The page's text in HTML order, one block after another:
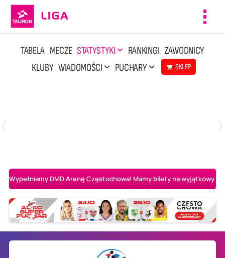
TABELA MECZE STATYSTYKI RANKINGI ZAWODNICY
KLUBY WIADOMOŚCI PUCHARY SKLEP
Wypełniamy DMD Arenę Częstochowa! Mamy bilety na wyjątkowy